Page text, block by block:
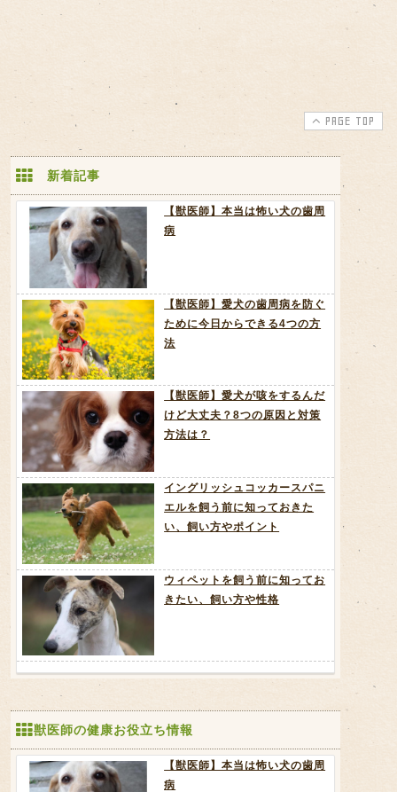
PAGE TOP
新着記事
【獣医師】本当は怖い犬の歯周
病
【獣医師】愛犬の歯周病を防ぐ
ために今日からできる4つの方
法
【獣医師】愛犬が咳をするんだ
けど大丈夫？8つの原因と対策
方法は？
イングリッシュコッカースパニ
エルを飼う前に知っておきた
い、飼い方やポイント
ウィペットを飼う前に知ってお
きたい、飼い方や性格
獣医師の健康お役立ち情報
【獣医師】本当は怖い犬の歯周
病